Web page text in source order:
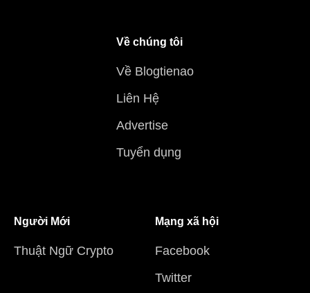
Về chúng tôi
Về Blogtienao
Liên Hệ
Advertise
Tuyển dụng
Người Mới
Thuật Ngữ Crypto
Mạng xã hội
Facebook
Twitter